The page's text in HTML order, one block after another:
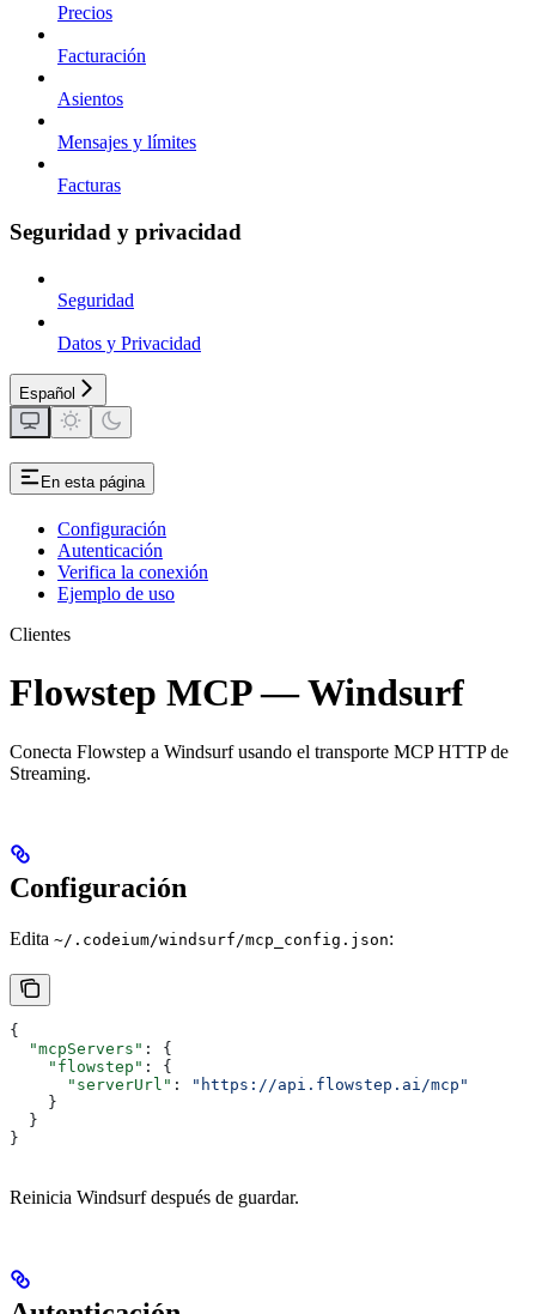
Precios
Facturación
Asientos
Mensajes y límites
Facturas
Seguridad y privacidad
Seguridad
Datos y Privacidad
Español
En esta página
Configuración
Autenticación
Verifica la conexión
Ejemplo de uso
Clientes
Flowstep MCP — Windsurf
Conecta Flowstep a Windsurf usando el transporte MCP HTTP de
Streaming.
Configuración
Edita ~/.codeium/windsurf/mcp_config.json:
{
  "mcpServers"
: {
    "flowstep"
: {
      "serverUrl"
:
"https://api.flowstep.ai/mcp"
    }
  }
}
Reinicia Windsurf después de guardar.